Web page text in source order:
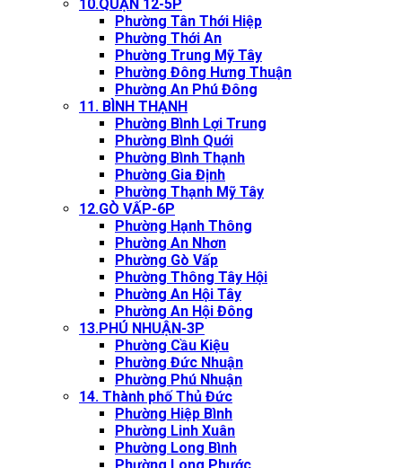
10.QUẬN 12-5P
Phường Tân Thới Hiệp
Phường Thới An
Phường Trung Mỹ Tây
Phường Đông Hưng Thuận
Phường An Phú Đông
11. BÌNH THẠNH
Phường Bình Lợi Trung
Phường Bình Quới
Phường Bình Thạnh
Phường Gia Định
Phường Thạnh Mỹ Tây
12.GÒ VẤP-6P
Phường Hạnh Thông
Phường An Nhơn
Phường Gò Vấp
Phường Thông Tây Hội
Phường An Hội Tây
Phường An Hội Đông
13.PHÚ NHUẬN-3P
Phường Cầu Kiệu
Phường Đức Nhuận
Phường Phú Nhuận
14. Thành phố Thủ Đức
Phường Hiệp Bình
Phường Linh Xuân
Phường Long Bình